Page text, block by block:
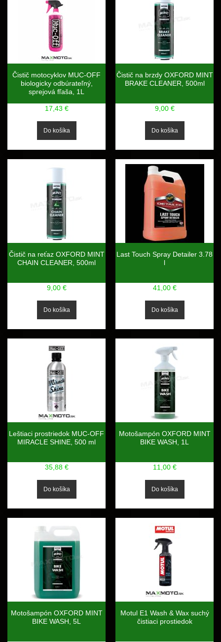
Čistič motocyklov MUC-OFF
biologicky odbúrateľný,
sprejová fľaša, 1L
17,43 €
Čistič na brzdy OXFORD MINT
BRAKE CLEANER, 500ml
9,00 €
Čistič na reťaz OXFORD MINT
CHAIN CLEANER, 500ml
9,00 €
Last Touch Spray Detailer 3.78
l
41,00 €
Leštiaci prostriedok MUC-OFF
MIRACLE SHINE, 500 ml
35,88 €
Motošampón OXFORD MINT
BIKE WASH, 1L
11,00 €
Motošampón OXFORD MINT
BIKE WASH, 5L
Motul E1 Wash & Wax suchý
čistiaci prostiedok